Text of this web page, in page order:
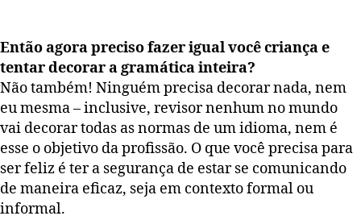
Então agora preciso fazer igual você criança e
tentar decorar a gramática inteira?
Não também! Ninguém precisa decorar nada, nem
eu mesma – inclusive, revisor nenhum no mundo
vai decorar todas as normas de um idioma, nem é
esse o objetivo da profissão. O que você precisa para
ser feliz é ter a segurança de estar se comunicando
de maneira eficaz, seja em contexto formal ou
informal.